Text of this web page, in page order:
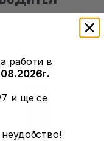
работи в
и ще се